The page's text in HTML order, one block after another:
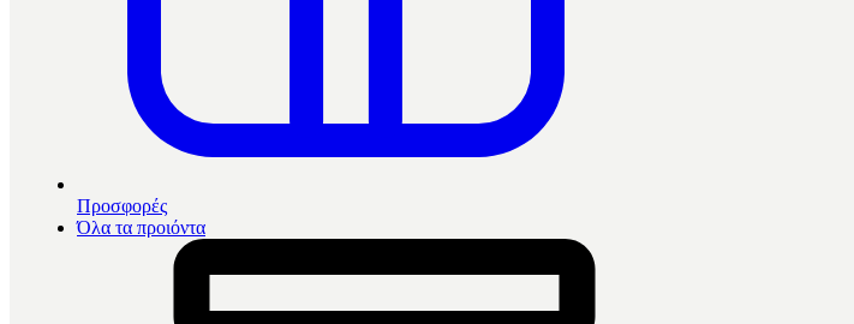
Προσφορές
Όλα τα προιόντα